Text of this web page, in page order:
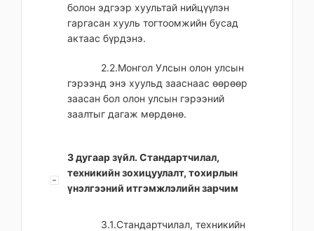
болон эдгээр хуультай нийцүүлэн
гаргасан хууль тогтоомжийн бусад
актаас бүрдэнэ.
2.2.Монгол Улсын олон улсын
гэрээнд энэ хуульд зааснаас өөрөөр
заасан бол олон улсын гэрээний
заалтыг дагаж мөрдөнө.
3 дугаар зүйл. Стандартчилал,
техникийн зохицуулалт, тохирлын
үнэлгээний итгэмжлэлийн зарчим
3.1.Стандартчилал, техникийн